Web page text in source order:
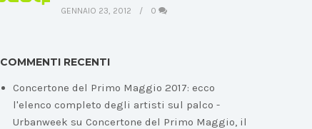
GENNAIO 23, 2012 0
COMMENTI RECENTI
Concertone del Primo Maggio 2017: ecco
l'elenco completo degli artisti sul palco -
Urbanweek su Concertone del Primo Maggio, il